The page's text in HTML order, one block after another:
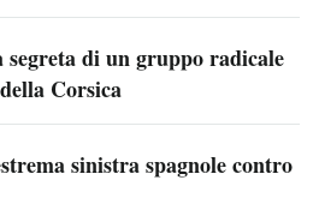
segreta di un gruppo radicale
Corsica
sinistra spagnole contro